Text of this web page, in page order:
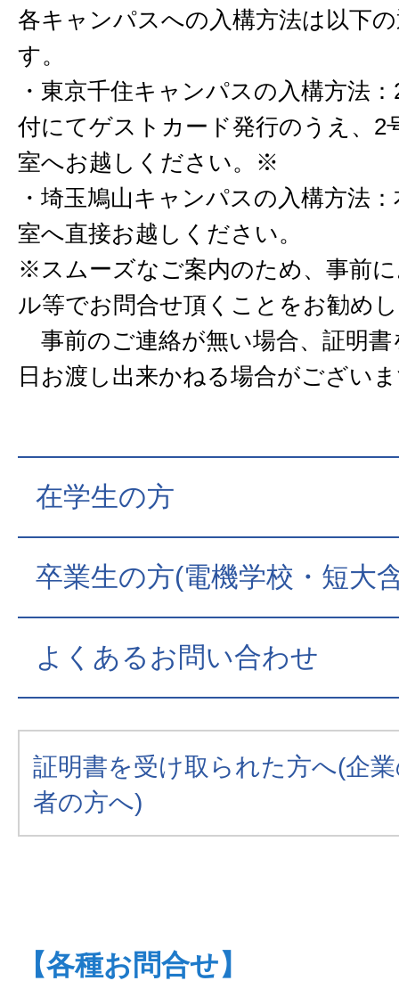
各キャンパスへの入構方法は以下
す。
・東京千住キャンパスの入構方法
付にてゲストカード発行のうえ、2
室へお越しください。※
・埼玉鳩山キャンパスの入構方法
室へ直接お越しください。
※スムーズなご案内のため、事前
ル等でお問合せ頂くことをお勧め
事前のご連絡が無い場合、証明書
日お渡し出来かねる場合がござい
在学生の方
卒業生の方(電機学校・短大
よくあるお問い合わせ
証明書を受け取られた方へ(企
者の方へ)
【各種お問合せ】